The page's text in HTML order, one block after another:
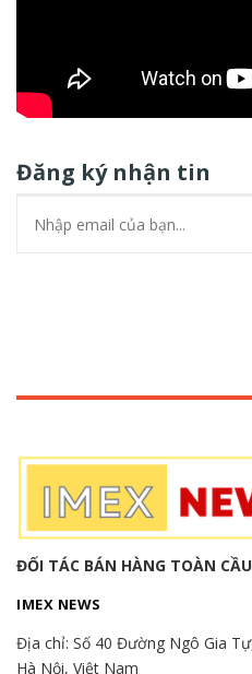
Đăng ký nhận tin
ĐỐI TÁC BÁN HÀNG TOÀN
IMEX NEWS
Địa chỉ: Số 40 Đường Ngô Gia
Hà Nội, Việt Nam